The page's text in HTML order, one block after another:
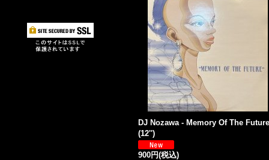
DJ Nozawa - Memory Of The Future
(12'')
900円(税込)